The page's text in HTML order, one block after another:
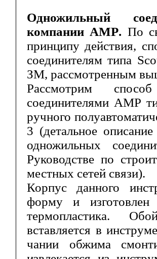
Одножильный
компании AMP. По
принципу действия,
соединителям типа
ЗМ, рассмотренным
Рассмотрим
соединителями AMP
ручного
3 (детальное
одножильных
Руководстве по
местных сетей связи).
Корпус данного
форму и изго­товлен
термопластика.
вставляется в
чании обжима